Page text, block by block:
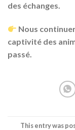
des échanges.
Nous
captivité des
passé.
This entry was